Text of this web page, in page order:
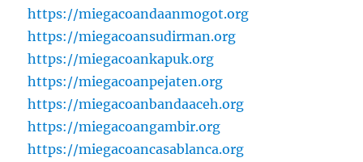
https://miegacoandaanmogot.org
https://miegacoansudirman.org
https://miegacoankapuk.org
https://miegacoanpejaten.org
https://miegacoanbandaaceh.org
https://miegacoangambir.org
https://miegacoancasablanca.org